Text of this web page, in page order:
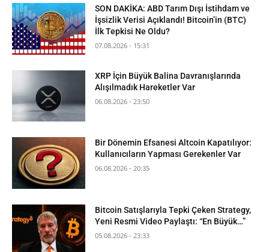
SON DAKİKA: ABD Tarım Dışı İstihdam ve
İşsizlik Verisi Açıklandı! Bitcoin’in (BTC)
İlk Tepkisi Ne Oldu?
07.08.2026 - 15:31
XRP İçin Büyük Balina Davranışlarında
Alışılmadık Hareketler Var
06.08.2026 - 23:50
Bir Dönemin Efsanesi Altcoin Kapatılıyor:
Kullanıcıların Yapması Gerekenler Var
06.08.2026 - 20:35
Bitcoin Satışlarıyla Tepki Çeken Strategy,
Yeni Resmi Video Paylaştı: “En Büyük…”
05.08.2026 - 23:33